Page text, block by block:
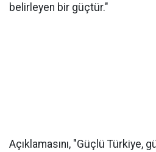
belirleyen bir güçtür."
Açıklamasını, "Güçlü Türkiye,